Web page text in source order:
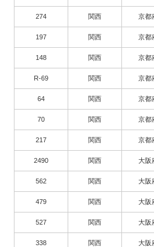
274 関西 京都
197 関西 京都
148 関西 京都
R-69 関西 京都
64 関西 京都
70 関西 京都
217 関西 京都
2490 関西 大阪
562 関西 大阪
479 関西 大阪
527 関西 大阪
338 関西 大阪